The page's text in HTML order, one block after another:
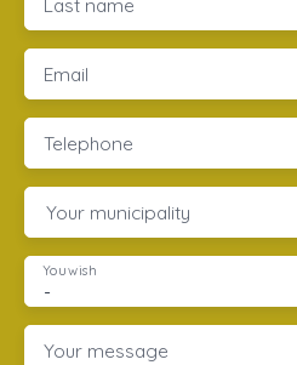
Last name
Email
Telephone
Your municipality
-
You wish
Your message